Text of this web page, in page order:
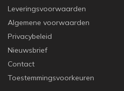
Leveringsvoorwaarden
Algemene voorwaarden
Privacybeleid
Nieuwsbrief
Contact
Toestemmingsvoorkeuren